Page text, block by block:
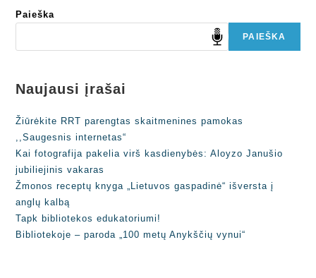
Paieška
PAIEŠKA
Naujausi įrašai
Žiūrėkite RRT parengtas skaitmenines pamokas
,,Saugesnis internetas“
Kai fotografija pakelia virš kasdienybės: Aloyzo Janušio
jubiliejinis vakaras
Žmonos receptų knyga „Lietuvos gaspadinė“ išversta į
anglų kalbą
Tapk bibliotekos edukatoriumi!
Bibliotekoje – paroda „100 metų Anykščių vynui“